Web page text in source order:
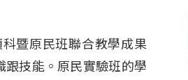
暨原民班聯合教學成果
技能。原民實驗班的學